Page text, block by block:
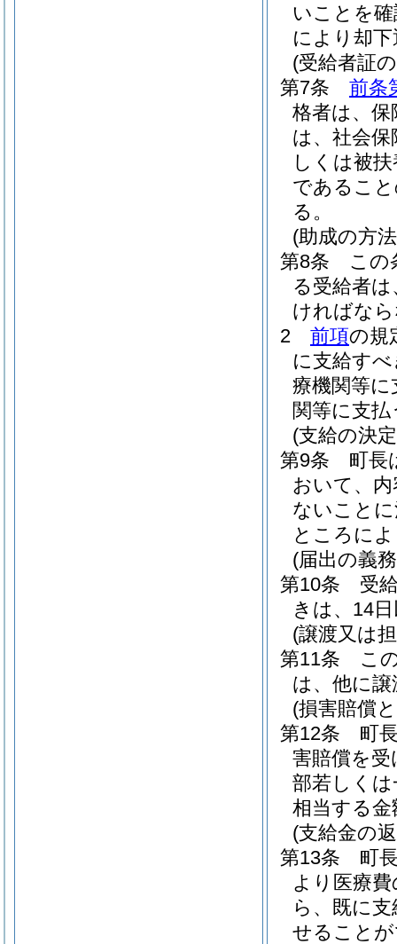
いことを
により却
(受給者証
第7条
前条
格者は、
は、社会
しくは被
であるこ
る。
(助成の方
第8条
この
る受給者
ければな
2
前項の規
に支給す
療機関等
関等に支
(支給の決
第9条
町長
おいて、
ないこと
ところに
(届出の義
第10条
受
きは、14
(譲渡又は
第11条
こ
は、他に
(損害賠償
第12条
町
害賠償を
部若しく
相当する
(支給金の
第13条
町
より医療
ら、既に
せること